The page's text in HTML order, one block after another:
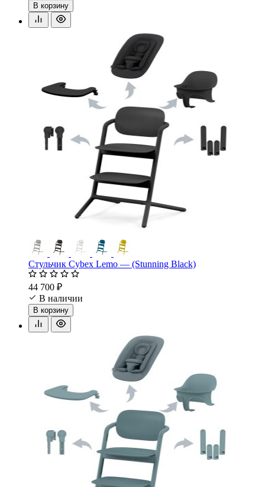
В корзину
Стульчик Cybex Lemo — (Stunning Black)
44 700 ₽
В наличии
В корзину